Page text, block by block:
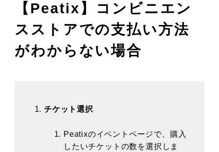
【Peatix】コンビニエン
スストアでの支払い方法
がわからない場合
チケット選択
Peatixのイベントページで、購入
したいチケットの数を選択しま